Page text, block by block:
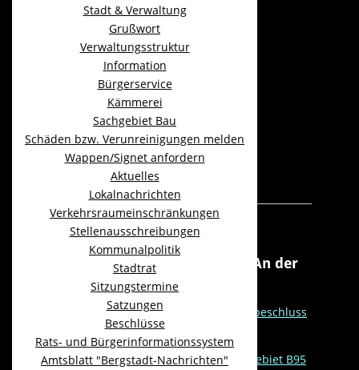
Stadt & Verwaltung
Grußwort
Verwaltungsstruktur
Information
Bürgerservice
Kämmerei
Sachgebiet Bau
Schäden bzw. Verunreinigungen melden
Wappen/Signet anfordern
Aktuelles
Lokalnachrichten
Verkehrsraumeinschränkungen
Stellenausschreibungen
Kommunalpolitik
Stadtrat
Sitzungstermine
Satzungen
Beschlüsse
Rats- und Bürgerinformationssystem
Amtsblatt "Bergstadt-Nachrichten"
Bebauungspläne
Gewerbepark Panther
Bebauungsplan Wiesenstraße
Bebauungsplan Gewerbegebiet B95
Bebauungsplan Wohngebiet
Greifensteinstraße
Im Verfahren
Erweiterung Gewerbegebiet „An der
Beschlussvorlage zum Aufstellungsbeschluss
Aufstellungsbeschluss
Bebauungsplanerweiterung Gewerbegebiet B95